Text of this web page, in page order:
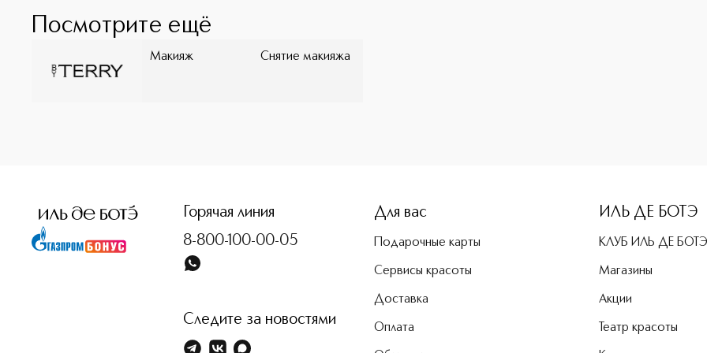
Посмотрите ещё
Макияж Снятие макияжа
Горячая линия
8-800-100-00-05
Следите за новостями
Для вас
Подарочные карты
Сервисы красоты
Доставка
Оплата
ИЛЬ ДЕ БОТЭ
КЛУБ ИЛЬ ДЕ БОТЭ
Магазины
Акции
Театр красоты